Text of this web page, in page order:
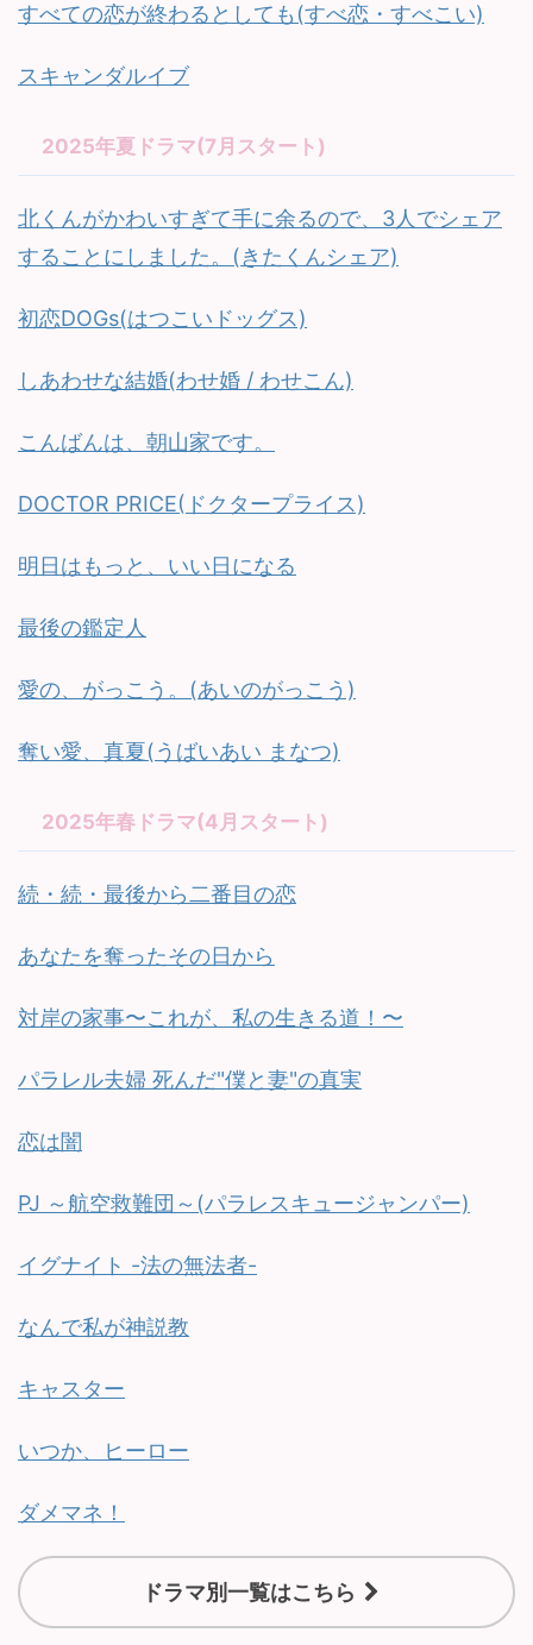
すべての恋が終わるとしても(すべ恋・すべこい)
スキャンダルイブ
2025年夏ドラマ(7月スタート)
北くんがかわいすぎて手に余るので、3人でシェア
することにしました。(きたくんシェア)
初恋DOGs(はつこいドッグス)
しあわせな結婚(わせ婚 / わせこん)
こんばんは、朝山家です。
DOCTOR PRICE(ドクタープライス)
明日はもっと、いい日になる
最後の鑑定人
愛の、がっこう。(あいのがっこう)
奪い愛、真夏(うばいあい まなつ)
2025年春ドラマ(4月スタート)
続・続・最後から二番目の恋
あなたを奪ったその日から
対岸の家事〜これが、私の生きる道！〜
パラレル夫婦 死んだ"僕と妻"の真実
恋は闇
PJ ～航空救難団～(パラレスキュージャンパー)
イグナイト -法の無法者-
なんで私が神説教
キャスター
いつか、ヒーロー
ダメマネ！
ドラマ別一覧はこちら